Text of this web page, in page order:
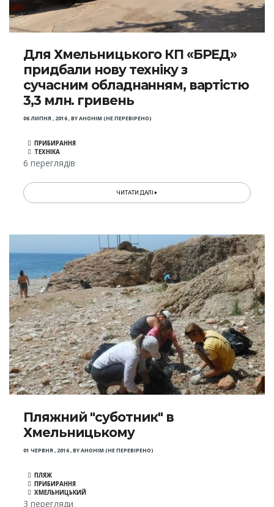
Для Хмельницького КП «БРЕД»
придбали нову техніку з
сучасним обладнанням, вартістю
3,3 млн. гривень
06 ЛИПНЯ , 2016,BYАНОНІМ (НЕ ПЕРЕВІРЕНО)
ПРИБИРАННЯ
ТЕХНІКА
6 переглядів
ЧИТАТИ ДАЛІ
Пляжний "суботник" в
Хмельницькому
01 ЧЕРВНЯ , 2016,BYАНОНІМ (НЕ ПЕРЕВІРЕНО)
ПЛЯЖ
ПРИБИРАННЯ
ХМЕЛЬНИЦЬКИЙ
3 перегляди